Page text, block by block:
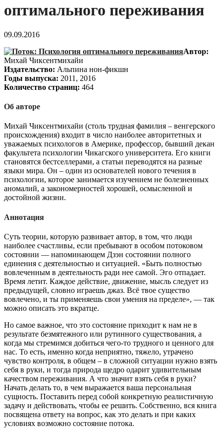
оптимального переживания
09.09.2016
Автор:
Михай Чиксентмихайи
Издательство: Альпина нон-фикшн
Годы выпуска: 2011, 2016
Количество страниц: 464
Об авторе
Михай Чиксентмихайи (столь трудная фамилия – венгерского
происхождения) входит в число наиболее авторитетных и
уважаемых психологов в Америке, профессор, бывший декан
факультета психологии Чикагского университета. Его книги
становятся бестселлерами, а статьи переводятся на разные
языки мира. Он – один из основателей нового течения в
психологии, которое занимается изучением не болезненных
аномалий, а закономерностей хорошей, осмысленной и
достойной жизни.
Аннотация
Суть теории, которую развивает автор, в том, что люди
наиболее счастливы, если пребывают в особом потоковом
состоянии — напоминающем Дзэн состоянии полного
единения с деятельностью и ситуацией. «Быть полностью
вовлеченным в деятельность ради нее самой. Эго отпадает.
Время летит. Каждое действие, движение, мысль следует из
предыдущей, словно играешь джаз. Всё твое существо
вовлечено, и ты применяешь свои умения на пределе», — так
можно описать это вкратце.
Но самое важное, что это состояние приходит к нам не в
результате безмятежного или рутинного существования, а
когда мы стремимся добиться чего-то трудного и ценного для
нас. То есть, именно когда неприятно, тяжело, утрачено
чувство контроля, в общем – в сложной ситуации нужно взять
себя в руки, и тогда природа щедро одарит удивительным
качеством переживания. А что значит взять себя в руки?
Начать делать то, в чем выражается ваша персональная
сущность. Поставить перед собой конкретную реалистичную
задачу и действовать, чтобы ее решить. Собственно, вся книга
посвящена ответу на вопрос, как это делать и при каких
условиях возможно состояние потока.